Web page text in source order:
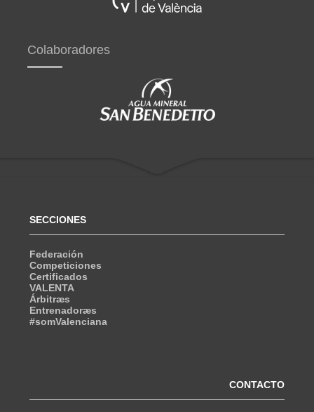
Colaboradores
SECCIONES
Federación
Competiciones
Certificados
VALENTA
Árbitræs
Entrenadoræs
#somValenciana
CONTACTO